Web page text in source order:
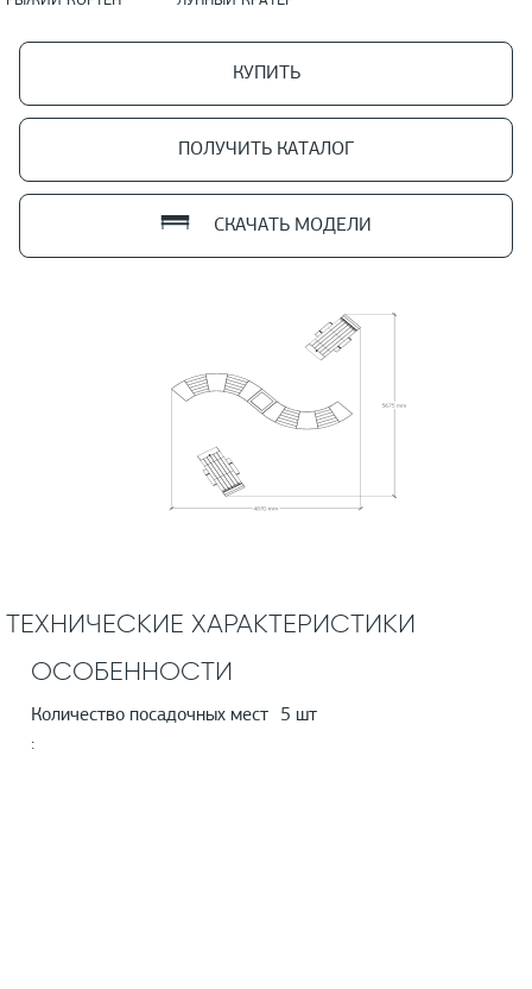
КУПИТЬ
ПОЛУЧИТЬ КАТАЛОГ
СКАЧАТЬ МОДЕЛИ
ТЕХНИЧЕСКИЕ ХАРАКТЕРИСТИКИ
ОСОБЕННОСТИ
Количество посадочных мест
:
5 шт